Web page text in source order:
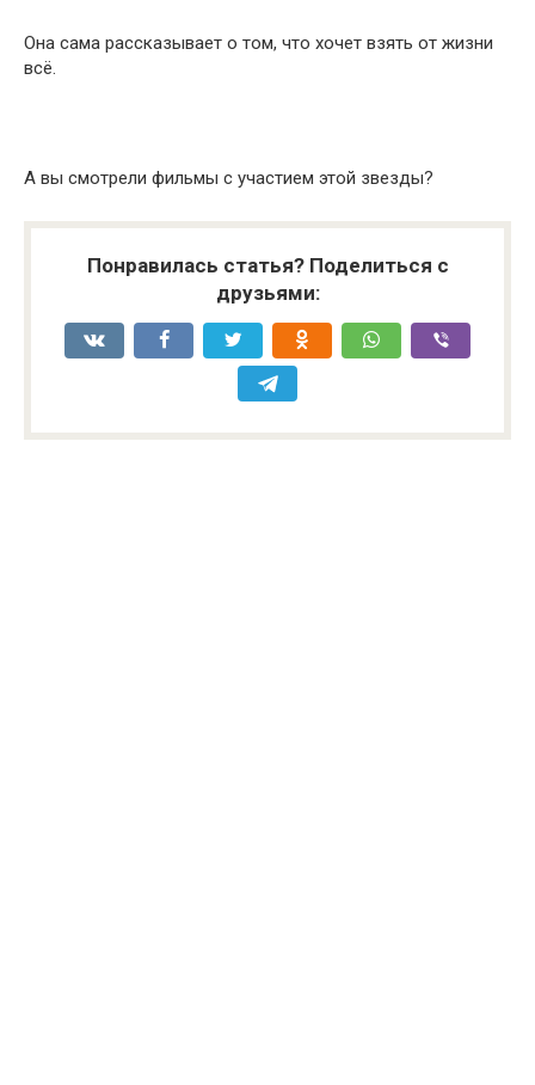
Она сама рассказывает о том, что хочет взять от жизни
всё.
А вы смотрели фильмы с участием этой звезды?
Понравилась статья? Поделиться с
друзьями: